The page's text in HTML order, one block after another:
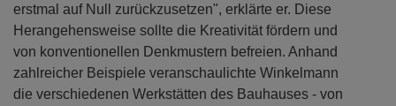
erstmal auf Null zurückzusetzen", erklärte er. Diese
Herangehensweise sollte die Kreativität fördern und
von konventionellen Denkmustern befreien. Anhand
zahlreicher Beispiele veranschaulichte Winkelmann
die verschiedenen Werkstätten des Bauhauses - von